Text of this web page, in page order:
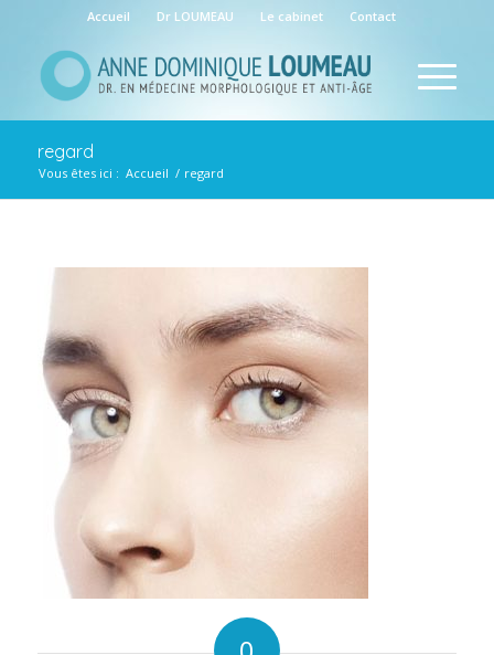
Accueil Dr LOUMEAU Le cabinet Contact
regard
Vous êtes ici : Accueil / regard